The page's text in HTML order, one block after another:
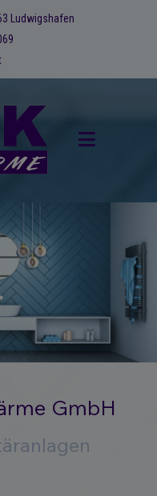
Ludwigshafen
GmbH